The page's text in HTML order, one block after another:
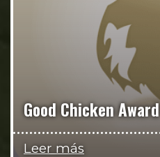
Good Chicken Award
Leer más